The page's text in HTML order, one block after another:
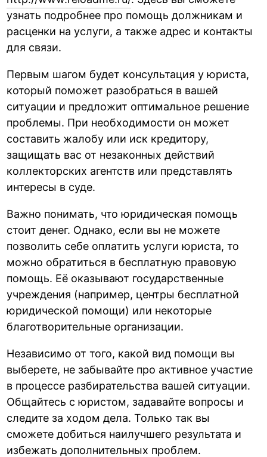
узнать подробнее про помощь должникам и
расценки на услуги, а также адрес и контакты
для связи.
Первым шагом будет консультация у юриста,
который поможет разобраться в вашей
ситуации и предложит оптимальное решение
проблемы. При необходимости он может
составить жалобу или иск кредитору,
защищать вас от незаконных действий
коллекторских агентств или представлять
интересы в суде.
Важно понимать, что юридическая помощь
стоит денег. Однако, если вы не можете
позволить себе оплатить услуги юриста, то
можно обратиться в бесплатную правовую
помощь. Её оказывают государственные
учреждения (например, центры бесплатной
юридической помощи) или некоторые
благотворительные организации.
Независимо от того, какой вид помощи вы
выберете, не забывайте про активное участие
в процессе разбирательства вашей ситуации.
Общайтесь с юристом, задавайте вопросы и
следите за ходом дела. Только так вы
сможете добиться наилучшего результата и
избежать дополнительных проблем.